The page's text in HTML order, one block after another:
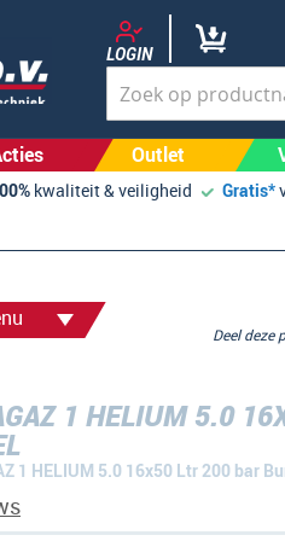
LOGIN
Outlet
kwaliteit & veiligheid Gratis*
1 HELIUM 5.0
1 HELIUM 5.0 16x50 Ltr 200 bar
Deel